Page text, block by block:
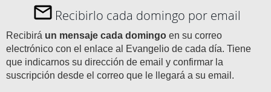
Recibirlo cada domingo por email
Recibirá un mensaje cada domingo en su correo
electrónico con el enlace al Evangelio de cada día. Tiene
que indicarnos su dirección de email y confirmar la
suscripción desde el correo que le llegará a su email.